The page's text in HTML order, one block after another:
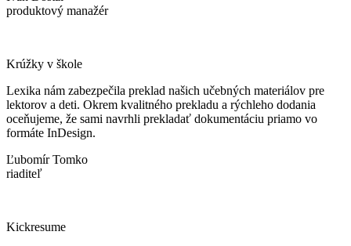
produktový manažér
Krúžky v škole
Lexika nám zabezpečila preklad našich učebných materiálov pre
lektorov a deti. Okrem kvalitného prekladu a rýchleho dodania
oceňujeme, že sami navrhli prekladať dokumentáciu priamo vo
formáte InDesign.
Ľubomír Tomko
riaditeľ
Kickresume